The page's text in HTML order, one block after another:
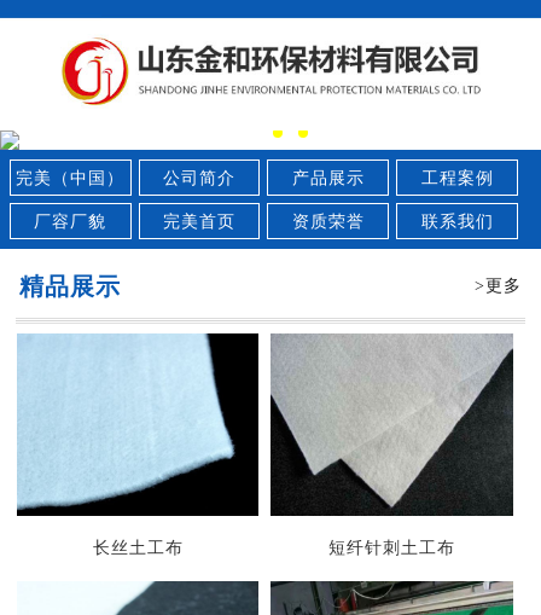
完美（中国） 公司简介 产品展示 工程案例
厂容厂貌 完美首页 资质荣誉 联系我们
精品展示 >更多
长丝土工布 短纤针刺土工布